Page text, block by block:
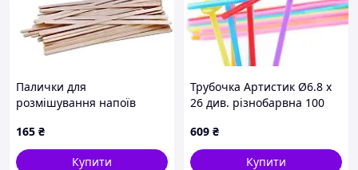
Палички для
розмішування напоїв
1000 шт
165 ₴
Купити
Трубочка Артистик Ø6.8 x
26 див. різнобарвна 100
труа01
609 ₴
Купити